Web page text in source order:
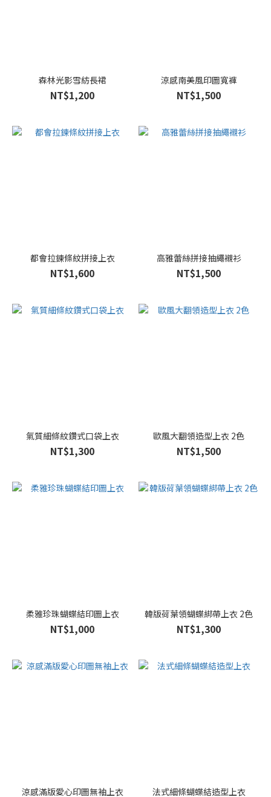
森林光影雪紡長裙
NT$1,200
涼感南美風印圖寬褲
NT$1,500
都會拉鍊條紋拼接上衣
NT$1,600
高雅蕾絲拼接抽繩襯衫
NT$1,500
氣質細條紋鑽式口袋上衣
NT$1,300
歐風大翻領造型上衣 2色
NT$1,500
柔雅珍珠蝴蝶結印圖上衣
NT$1,000
韓版荷葉領蝴蝶綁帶上衣 2色
NT$1,300
涼感滿版愛心印圖無袖上衣 法式細條蝴蝶結造型上衣